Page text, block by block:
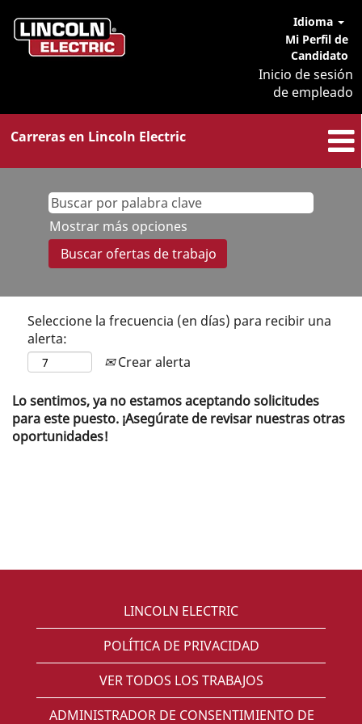
Idioma
Mi Perfil de
Candidato
Inicio de sesión
de empleado
Carreras en Lincoln Electric
Mostrar más opciones
Seleccione la frecuencia (en días) para recibir una
alerta:
Crear alerta
Lo sentimos, ya no estamos aceptando solicitudes
para este puesto. ¡Asegúrate de revisar nuestras otras
oportunidades!
LINCOLN ELECTRIC
POLÍTICA DE PRIVACIDAD
VER TODOS LOS TRABAJOS
ADMINISTRADOR DE CONSENTIMIENTO DE